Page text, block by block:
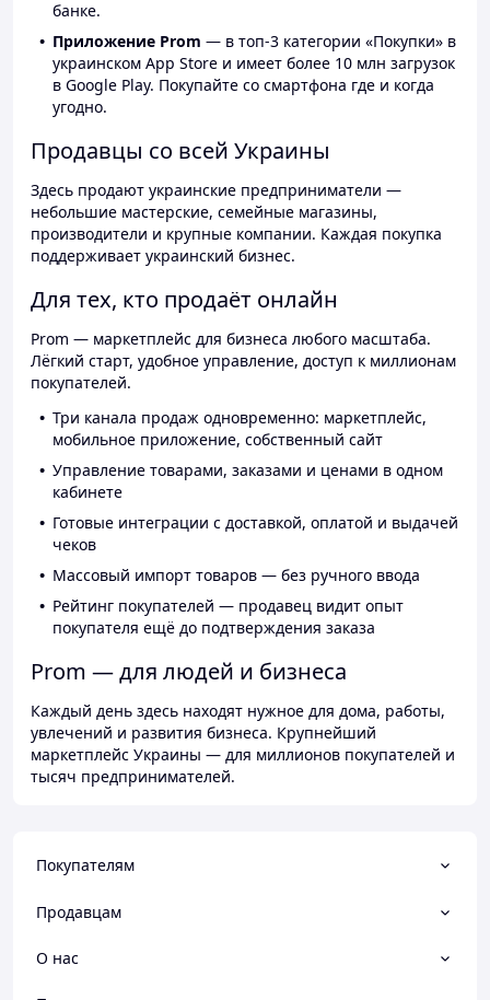
банке.
Приложение Prom — в топ-3 категории «Покупки» в
украинском App Store и имеет более 10 млн загрузок
в Google Play. Покупайте со смартфона где и когда
угодно.
Продавцы со всей Украины
Здесь продают украинские предприниматели —
небольшие мастерские, семейные магазины,
производители и крупные компании. Каждая покупка
поддерживает украинский бизнес.
Для тех, кто продаёт онлайн
Prom — маркетплейс для бизнеса любого масштаба.
Лёгкий старт, удобное управление, доступ к миллионам
покупателей.
Три канала продаж одновременно: маркетплейс,
мобильное приложение, собственный сайт
Управление товарами, заказами и ценами в одном
кабинете
Готовые интеграции с доставкой, оплатой и выдачей
чеков
Массовый импорт товаров — без ручного ввода
Рейтинг покупателей — продавец видит опыт
покупателя ещё до подтверждения заказа
Prom — для людей и бизнеса
Каждый день здесь находят нужное для дома, работы,
увлечений и развития бизнеса. Крупнейший
маркетплейс Украины — для миллионов покупателей и
тысяч предпринимателей.
Покупателям
Продавцам
О нас